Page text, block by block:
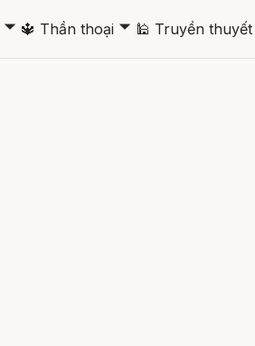
🞃 🔱 Thần thoại 🞃 🕌 Truyền thuyết